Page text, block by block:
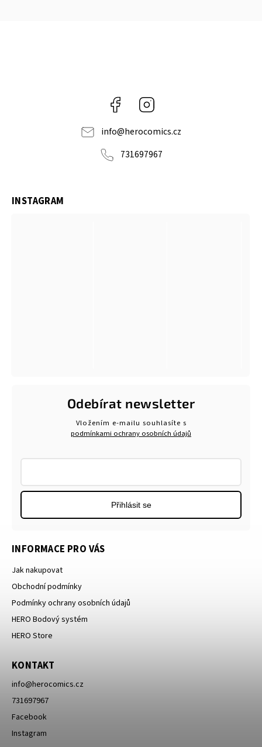
Facebook
info@herocomics.cz
731697967
INFORMACE PRO VÁS
Jak nakupovat
Obchodní podmínky
Podmínky ochrany osobních údajů
HERO Bodový systém
HERO Store
KONTAKT
info@herocomics.cz
731697967
Facebook
Instagram
INSTAGRAM
Odebírat newsletter
Vložením e-mailu souhlasíte s
podmínkami ochrany osobních údajů
Přihlásit se